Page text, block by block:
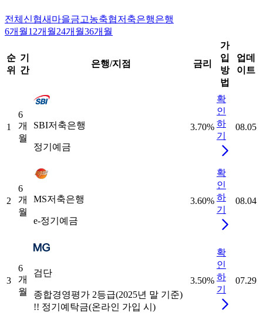
전체 신협새마을금고농축협저축은행은행
6개월12개월24개월36개월
순
위
기
간
은행/지점 금리
가
입
방
법
업데
이트
1
6
개
월
SBI저축은행
정기예금
3.70%
확
인
하
기
08.05
2
6
개
월
MS저축은행
e-정기예금
3.60%
확
인
하
기
08.04
3
6
개
월
검단
종합경영평가 2등급(2025년 말 기준)
!! 정기예탁금(온라인 가입 시)
3.50%
확
인
하
기
07.29